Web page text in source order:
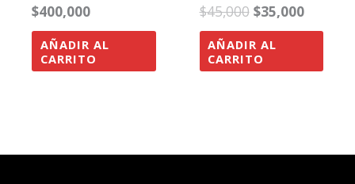
$400,000
AÑADIR AL
CARRITO
$45,000 $35,000
AÑADIR AL
CARRITO